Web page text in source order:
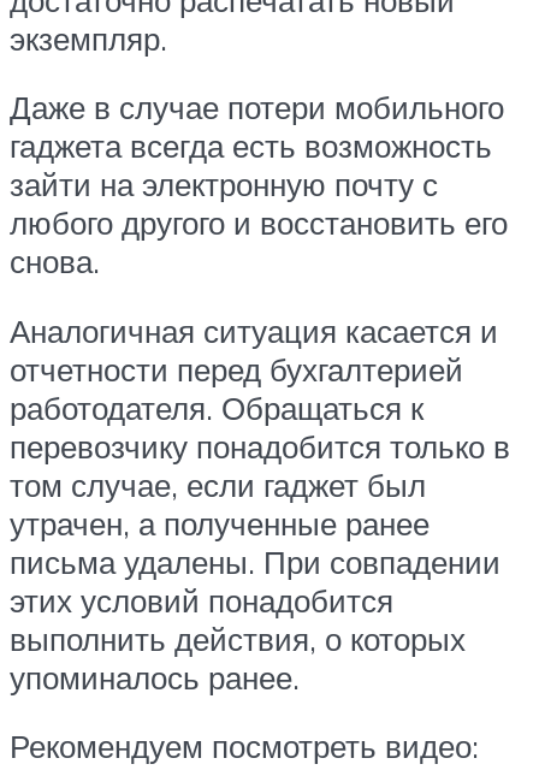
экземпляр.
Даже в случае потери мобильного
гаджета всегда есть возможность
зайти на электронную почту с
любого другого и восстановить его
снова.
Аналогичная ситуация касается и
отчетности перед бухгалтерией
работодателя. Обращаться к
перевозчику понадобится только в
том случае, если гаджет был
утрачен, а полученные ранее
письма удалены. При совпадении
этих условий понадобится
выполнить действия, о которых
упоминалось ранее.
Рекомендуем посмотреть видео: